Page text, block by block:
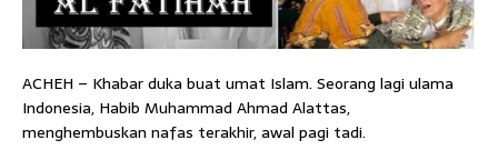
ACHEH – Khabar duka buat umat Islam. Seorang lagi ulama
Indonesia, Habib Muhammad Ahmad Alattas,
menghembuskan nafas terakhir, awal pagi tadi.